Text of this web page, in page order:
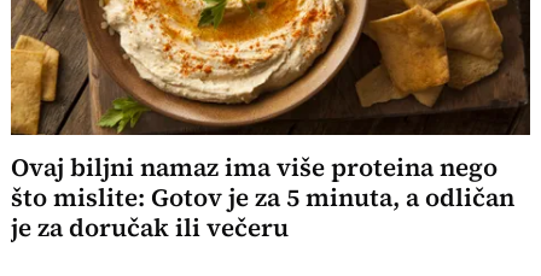
Ovaj biljni namaz ima više proteina nego
što mislite: Gotov je za 5 minuta, a odličan
je za doručak ili večeru